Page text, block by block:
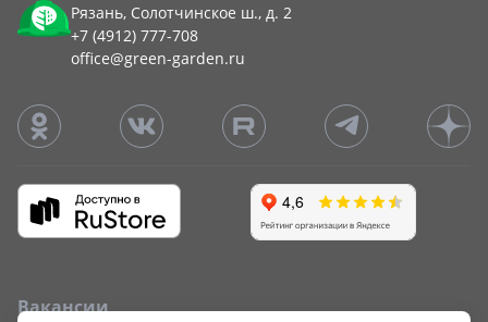
Рязань, Солотчинское ш., д. 2
+7 (4912) 777-708
office@green-garden.ru
Вакансии